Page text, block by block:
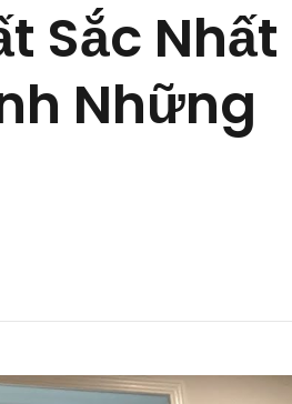
Sắc Nhất
Những